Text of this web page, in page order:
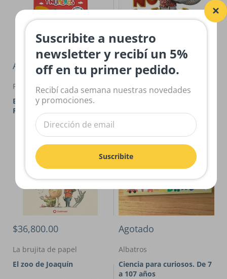
Agotado Agotado
Flamboyant
El gran libro de los Super
Poderes
$36,800.00
Barco de Papel
Agotado
La brujita de papel
El zoo de Joaquín
Albatros
Ciencia para curiosos. De 7
a 107 años
Suscribite a nuestro
newsletter y recibí un 5%
off en tu primer pedido.
Recibí cada semana nuestras novedades
y promociones.
Suscribite